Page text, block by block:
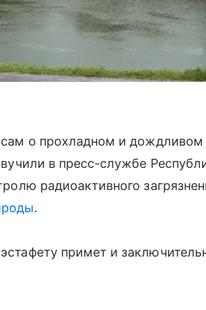
о прохладном и дождливом
в пресс-службе
радиоактивного
.
примет и